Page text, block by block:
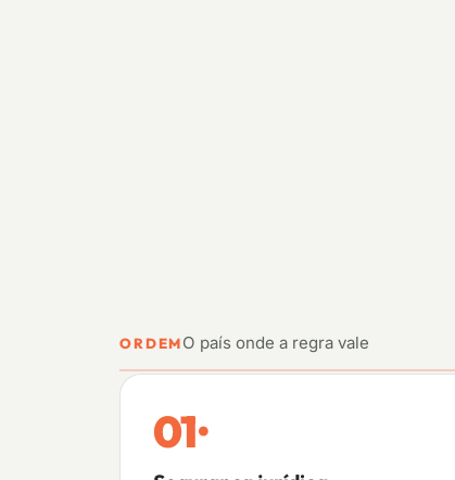
ORDEMO país onde a regra vale
01·